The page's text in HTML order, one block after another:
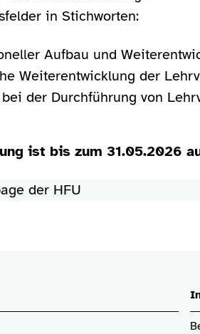
in Stichworten:
Aufbau und
Weiterentwicklung der
der Durchführung von
ist bis zum 31.05.2026
der HFU